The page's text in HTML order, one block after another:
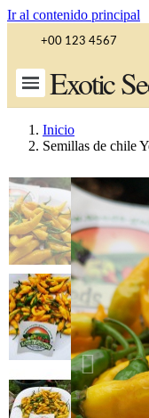
Ir al contenido principal
+00 123 4567
Exotic
Inicio
Semillas de chile